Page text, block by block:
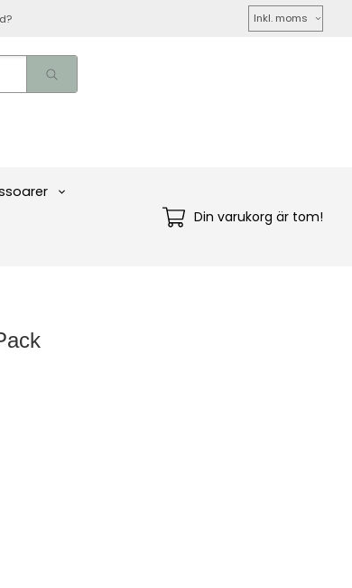
Välj
moms
Din varukorg är tom!